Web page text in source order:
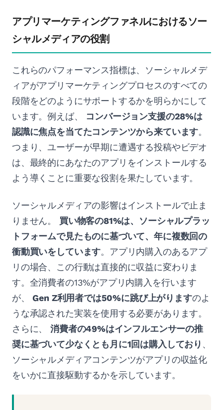
アプリマーケティングファネルにおけるソー
シャルメディアの役割
これらのパフォーマンス指標は、ソーシャルメデ
ィアがアプリマーケティングプロセスのすべての
段階をどのようにサポートするかを明らかにして
います。例えば、 コンバージョン支援の28%は
認識に焦点を当てたコンテンツから来ています。
つまり、ユーザーが早期に遭遇する投稿やビデオ
は、最終的にあなたのアプリをインストールする
よう導くことに重要な役割を果たしています。
ソーシャルメディアの影響はインストールで止ま
りません。 買い物客の81%は、ソーシャルプラッ
トフォームで見たものに基づいて、年に複数回の
衝動買いをしています。アプリ内購入のあるアプ
リの場合、この行動は直接的に収益に変わりま
す。全消費者の13%がアプリ内購入を行います
が、Gen Z利用者では50%に跳び上がりますのよ
うな承認された実装を使用する必要があります。
さらに、消費者の49%はインフルエンサーの推
奨に基づいて少なくとも月に1回は購入しており 、
ソーシャルメディアコンテンツがアプリの収益化
をいかに直接駆動するかを示しています。